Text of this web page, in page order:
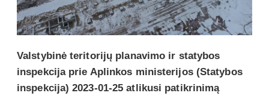
Valstybinė teritorijų planavimo ir statybos
inspekcija prie Aplinkos ministerijos (Statybos
inspekcija) 2023-01-25 atlikusi patikrinimą